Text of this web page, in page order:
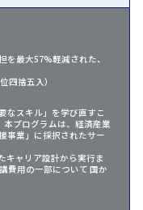
を最大57%軽減された、
四捨五入）
なスキル」を学び直すこ
本プログラムは、経済産業
事業」に採択されたサー
キャリア設計から実行ま
費用の一部について 国か